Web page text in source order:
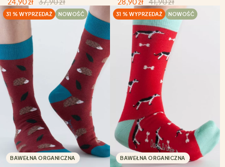
31 % WYPRZEDAŻ NOWOŚĆ
BAWEŁNA ORGANICZNA
31 % WYPRZEDAŻ NOWOŚĆ
BAWEŁNA ORGANICZNA